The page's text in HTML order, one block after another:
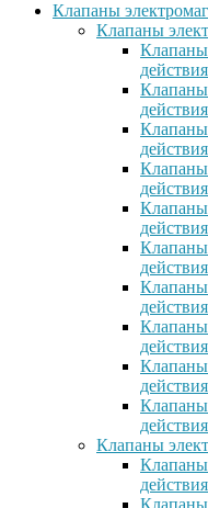
Клапаны
Клапаны
Клапаны
Клапаны
Клапаны
Клапаны
Клапаны
Клапаны
Клапаны
Клапаны
Клапаны
Клапаны
Клапаны
Клапаны
Клапаны